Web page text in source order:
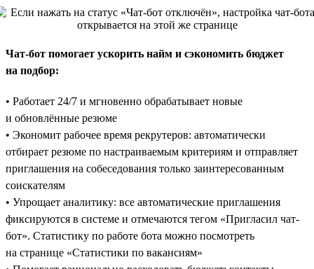
Чат-бот помогает ускорить найм и сэкономить бюджет
на подбор:
• Работает 24/7 и мгновенно обрабатывает новые
и обновлённые резюме
• Экономит рабочее время рекрутеров: автоматически
отбирает резюме по настраиваемым критериям и отправляет
приглашения на собеседования только заинтересованным
соискателям
• Упрощает аналитику: все автоматические приглашения
фиксируются в системе и отмечаются тегом «Пригласил чат-
бот». Статистику по работе бота можно посмотреть
на странице «Статистики по вакансиям»